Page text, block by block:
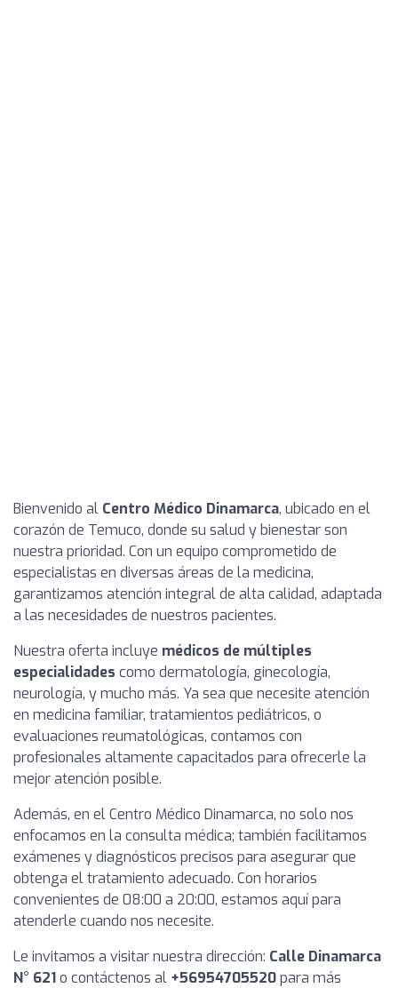
Bienvenido al Centro Médico Dinamarca, ubicado en el
corazón de Temuco, donde su salud y bienestar son
nuestra prioridad. Con un equipo comprometido de
especialistas en diversas áreas de la medicina,
garantizamos atención integral de alta calidad, adaptada
a las necesidades de nuestros pacientes.
Nuestra oferta incluye médicos de múltiples
especialidades como dermatología, ginecología,
neurología, y mucho más. Ya sea que necesite atención
en medicina familiar, tratamientos pediátricos, o
evaluaciones reumatológicas, contamos con
profesionales altamente capacitados para ofrecerle la
mejor atención posible.
Además, en el Centro Médico Dinamarca, no solo nos
enfocamos en la consulta médica; también facilitamos
exámenes y diagnósticos precisos para asegurar que
obtenga el tratamiento adecuado. Con horarios
convenientes de 08:00 a 20:00, estamos aquí para
atenderle cuando nos necesite.
Le invitamos a visitar nuestra dirección: Calle Dinamarca
N° 621o contáctenos al +56954705520para más